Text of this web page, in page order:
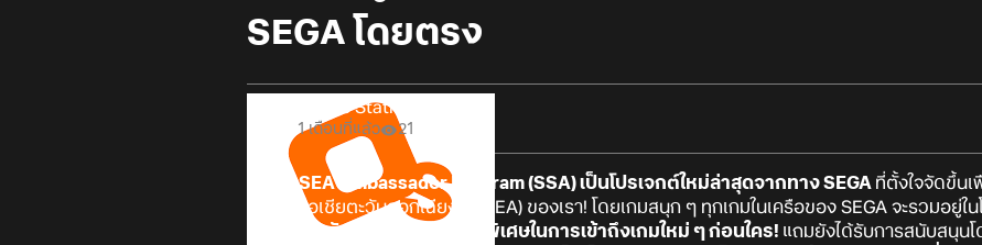
SEGA โดยตรง
Online Station
1 เดือนที่แล้ว 21
SEGA SEA Ambassador Program (SSA)เป็นโปรเจกต์ใหม่ล่าสุดจากทาง SEGA ที่ตั้งใจจัดขึ้นเ
ภูมิภาคเอเชียตะวันออกเฉียงใต้ (SEA) ของเรา! โดยเกมสนุก ๆ ทุกเกมในเครือของ SEGA จะรวมอยู่ใ
ที่ผ่านการคัดเลือกจะได้รับสิทธิพิเศษในการเข้าถึงเกมใหม่ ๆ ก่อนใคร! แถมยังได้รับการสนับสนุนโ